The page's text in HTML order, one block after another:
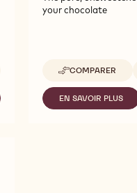
your chocolate
COMPARER
-
COCOA
MASS
EN SAVOIR PLUS
-